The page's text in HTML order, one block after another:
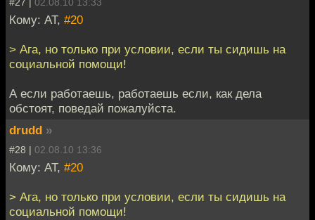
#27 | 02.08.10 13:33
Кому: AT, #20
> Ага, но только при условии, если ты сидишь на
социальной помощи!
А если работаешь, работаешь если, как дела
обстоят, поведай пожалуйста.
drudd »
#28 | 02.08.10 13:36
Кому: AT, #20
> Ага, но только при условии, если ты сидишь на
социальной помощи!